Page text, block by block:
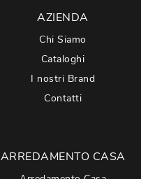
AZIENDA
Chi Siamo
Cataloghi
I nostri Brand
Contatti
ARREDAMENTO CASA